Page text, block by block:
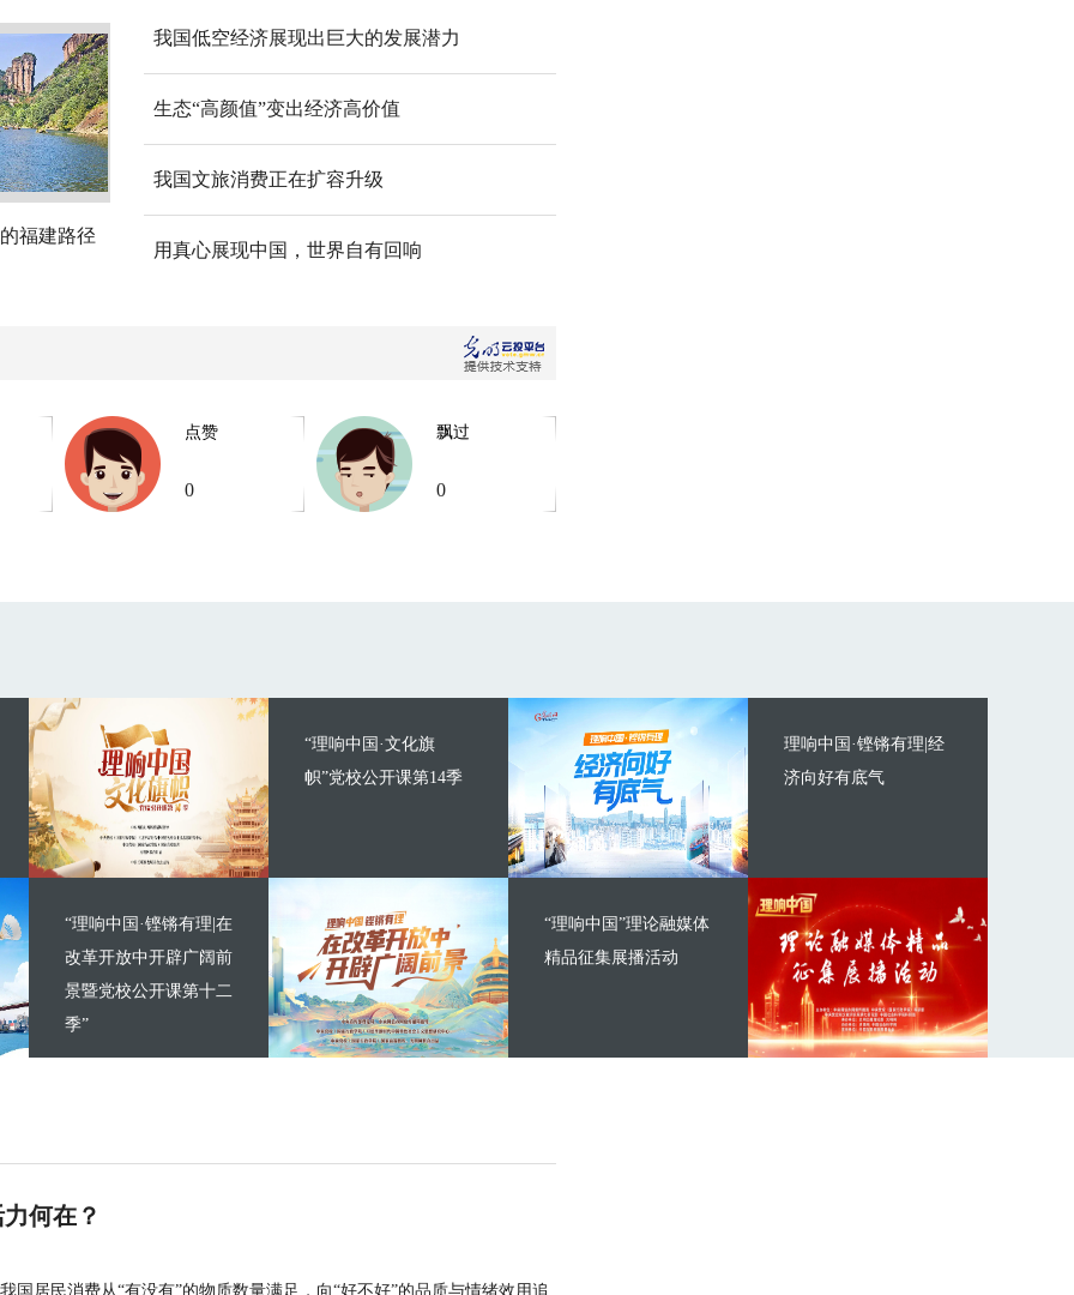
福建路径
我国低空经济展现出巨大的发展潜力
生态“高颜值”变出经济高价值
我国文旅消费正在扩容升级
用真心展现中国，世界自有回响
点赞
0
飘过
0
“理响中国·文化旗
帜”党校公开课第14季
“理响中国·铿锵有理|在
改革开放中开辟广阔前
景暨党校公开课第十二
季”
理响中国·铿锵有理|经
济向好有底气
“理响中国”理论融媒体
精品征集展播活动
何在？
居民消费从“有没有”的物质数量满足，向“好不好”的品质与情绪效用追